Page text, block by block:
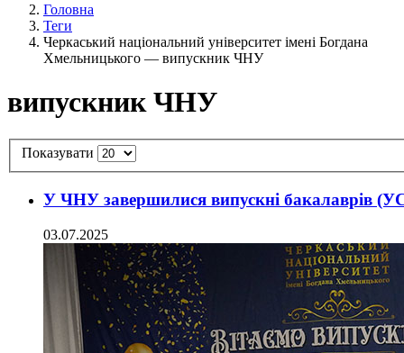
Головна
Теги
Черкаський національний університет імені Богдана
Хмельницького — випускник ЧНУ
випускник ЧНУ
Показувати
У ЧНУ завершилися випускні бакалаврів
03.07.2025